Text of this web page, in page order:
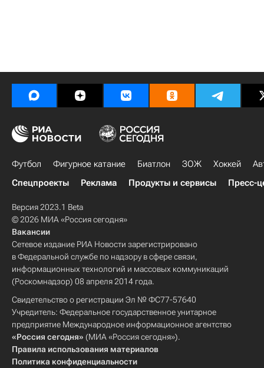
Футбол Фигурное катание Биатлон ЗОЖ Хоккей
Спецпроекты
Реклама Продукты и сервисы Пресс-
Версия 2023.1 Beta
© 2026 МИА «Россия сегодня»
Вакансии
Сетевое издание РИА Новости зарегистрировано
в Федеральной службе по надзору в сфере связи,
информационных технологий и массовых коммуникаций
(Роскомнадзор) 08 апреля 2014 года.
Свидетельство о регистрации Эл № ФС77-57640
Учредитель: Федеральное государственное унитарное
предприятие Международное информационное агентство
«Россия сегодня» (МИА «Россия сегодня»).
Правила использования материалов
Политика конфиденциальности